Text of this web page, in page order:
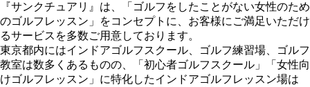
『サンクチュアリ』は、「ゴルフをしたことがない女性のため
のゴルフレッスン」をコンセプトに、お客様にご満足いただけ
るサービスを多数ご用意しております。
東京都内にはインドアゴルフスクール、ゴルフ練習場、ゴルフ
教室は数多くあるものの、「初心者ゴルフスクール」「女性向
けゴルフレッスン」に特化したインドアゴルフレッスン場は